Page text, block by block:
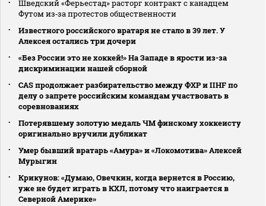
Шведский «Ферьестад» расторг контракт с канадцем
Футом из‑за протестов общественности
Известного российского вратаря не стало в 39 лет. У
Алексея остались три дочери
«Без России это не хоккей!» На Западе в ярости из-за
дискриминации нашей сборной
CAS продолжает разбирательство между ФХР и IIHF по
делу о запрете российским командам участвовать в
соревнованиях
Потерявшему золотую медаль ЧМ финскому хоккеисту
оригинально вручили дубликат
Умер бывший вратарь «Амура» и «Локомотива» Алексей
Мурыгин
Крикунов: «Думаю, Овечкин, когда вернется в Россию,
уже не будет играть в КХЛ, потому что наиграется в
Северной Америке»